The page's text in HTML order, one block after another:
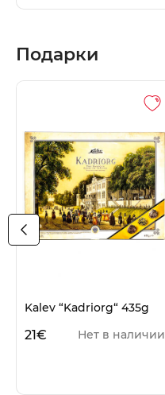
Подарки
Kalev “Kadriorg“ 435g
21€ Нет в наличии